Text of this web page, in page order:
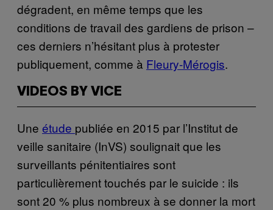
dégradent, en même temps que les
conditions de travail des gardiens de prison –
ces derniers n’hésitant plus à protester
publiquement, comme à Fleury-Mérogis.
VIDEOS BY VICE
Une étude publiée en 2015 par l’Institut de
veille sanitaire (InVS) soulignait que les
surveillants pénitentiaires sont
particulièrement touchés par le suicide : ils
sont 20 % plus nombreux à se donner la mort